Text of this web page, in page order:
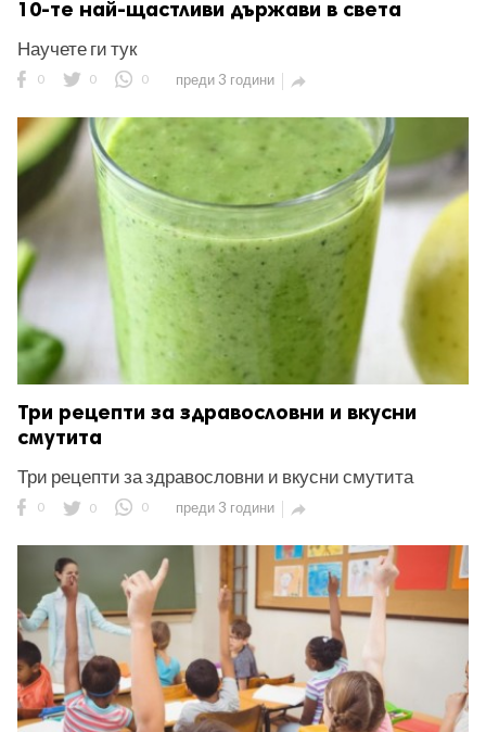
10-те най-щастливи държави в света
Научете ги тук
0 0 0 преди 3 години 
Три рецепти за здравословни и вкусни
смутита
Три рецепти за здравословни и вкусни смутита
0 0 0 преди 3 години 